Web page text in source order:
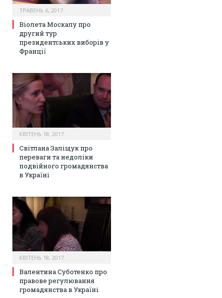
ТРАВЕНЬ 6, 2017
Віолета Москалу про
другий тур
президентських виборів у
Франції
КВІТЕНЬ 18, 2017
Світлана Заліщук про
переваги та недоліки
подвійного громадянства
в Україні
КВІТЕНЬ 18, 2017
Валентина Суботенко про
правове регулювання
громадянства в Україні